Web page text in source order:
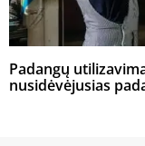
Padangų
nusidėvėjusias